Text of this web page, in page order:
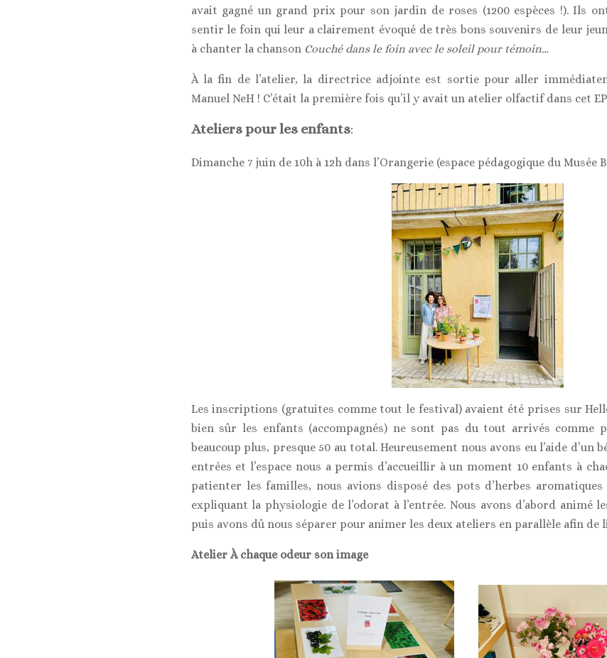
avait gagné un grand prix pour son jardin de roses (1200 espèces !). Ils
sentir le foin qui leur a clairement évoqué de très bons souvenirs de leur
à chanter la chanson Couché dans le foin avec le soleil pour témoin…
À la fin de l’atelier, la directrice adjointe est sortie pour aller
Manuel NeH ! C’était la première fois qu’il y avait un atelier olfactif dans cet
Ateliers pour les enfants:
Dimanche 7 juin de 10h à 12h dans l’Orangerie (espace pédagogique du Musée
Les inscriptions (gratuites comme tout le festival) avaient été prises sur
bien sûr les enfants (accompagnés) ne sont pas du tout arrivés
beaucoup plus, presque 50 au total. Heureusement nous avons eu l’aide d’un
entrées et l’espace nous a permis d’accueillir à un moment 10 enfants à
patienter les familles, nous avions disposé des pots d’herbes
expliquant la physiologie de l’odorat à l’entrée. Nous avons d’abord animé
puis avons dû nous séparer pour animer les deux ateliers en parallèle afin de
Atelier À chaque odeur son image